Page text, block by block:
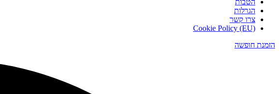
הטבות
הגרלות
צרו קשר
Cookie Policy (EU)
הזמנת חופשה